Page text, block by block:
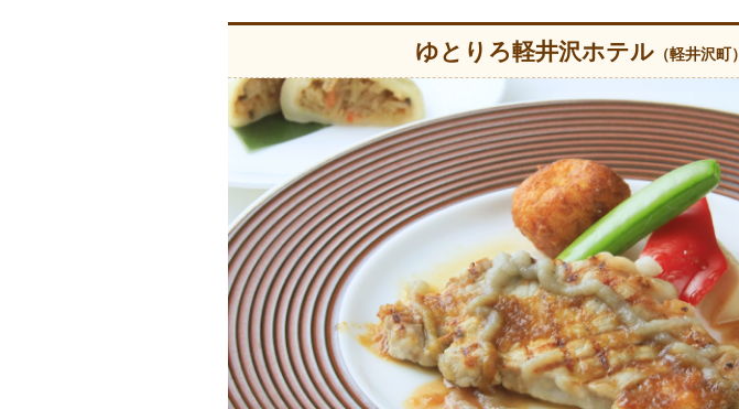
ゆとりろ軽井沢ホテル（軽井沢町）